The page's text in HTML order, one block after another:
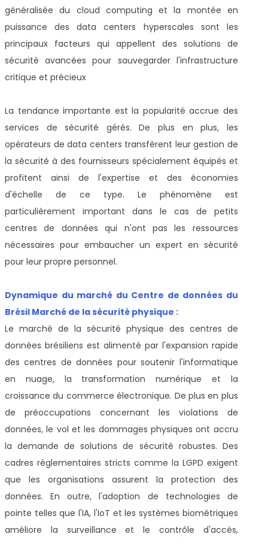
généralisée du cloud computing et la montée en
puissance des data centers hyperscales sont les
principaux facteurs qui appellent des solutions de
sécurité avancées pour sauvegarder l'infrastructure
critique et précieux
La tendance importante est la popularité accrue des
services de sécurité gérés. De plus en plus, les
opérateurs de data centers transfèrent leur gestion de
la sécurité à des fournisseurs spécialement équipés et
profitent ainsi de l'expertise et des économies
d'échelle de ce type. Le phénomène est
particulièrement important dans le cas de petits
centres de données qui n'ont pas les ressources
nécessaires pour embaucher un expert en sécurité
pour leur propre personnel.
Dynamique du marché du Centre de données du
Brésil Marché de la sécurité physique :
Le marché de la sécurité physique des centres de
données brésiliens est alimenté par l'expansion rapide
des centres de données pour soutenir l'informatique
en nuage, la transformation numérique et la
croissance du commerce électronique. De plus en plus
de préoccupations concernant les violations de
données, le vol et les dommages physiques ont accru
la demande de solutions de sécurité robustes. Des
cadres réglementaires stricts comme la LGPD exigent
que les organisations assurent la protection des
données. En outre, l'adoption de technologies de
pointe telles que l'IA, l'IoT et les systèmes biométriques
améliore la surveillance et le contrôle d'accès,